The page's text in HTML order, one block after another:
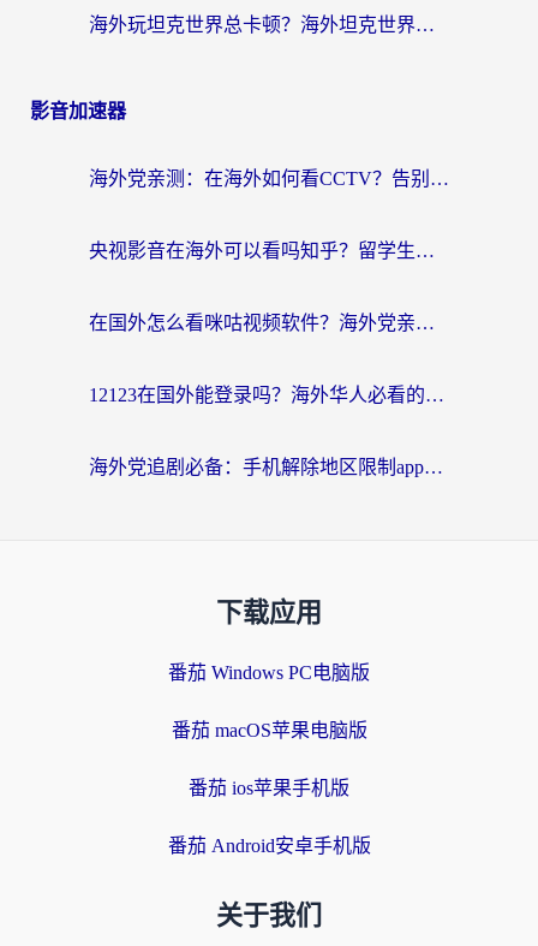
海外玩坦克世界总卡顿？海外坦克世界加速器有哪些？实测好用的选择在这里
影音加速器
海外党亲测：在海外如何看CCTV？告别“仅限大陆播放”的实用指南
央视影音在海外可以看吗知乎？留学生亲测：3步解决地域限制+追剧自由
在国外怎么看咪咕视频软件？海外党亲测有效的回国加速方案
12123在国外能登录吗？海外华人必看的回国加速实用指南
海外党追剧必备：手机解除地区限制app怎么选？解决央视视频&国内剧地区限制全指南
下载应用
番茄 Windows PC电脑版
番茄 macOS苹果电脑版
番茄 ios苹果手机版
番茄 Android安卓手机版
关于我们